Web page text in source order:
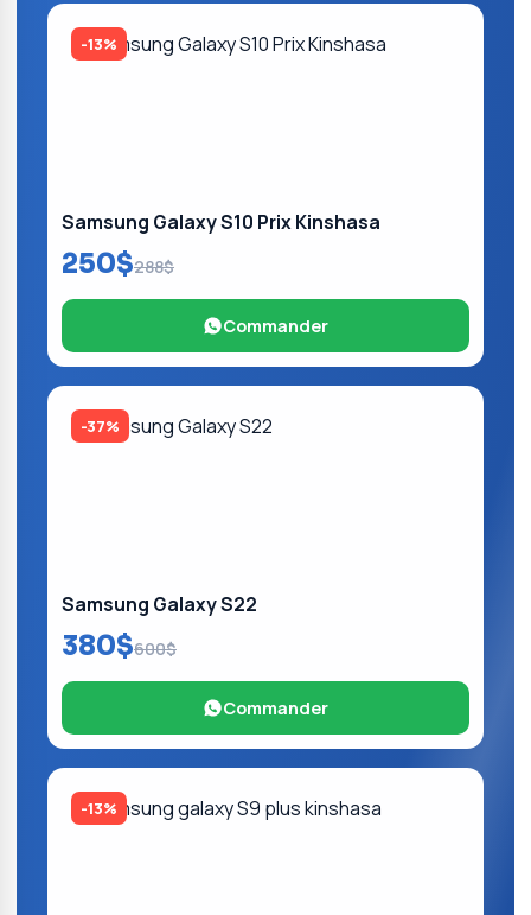
-13%
Samsung Galaxy S10 Prix Kinshasa
250$288$
Commander
-37%
Samsung Galaxy S22
380$600$
Commander
-13%